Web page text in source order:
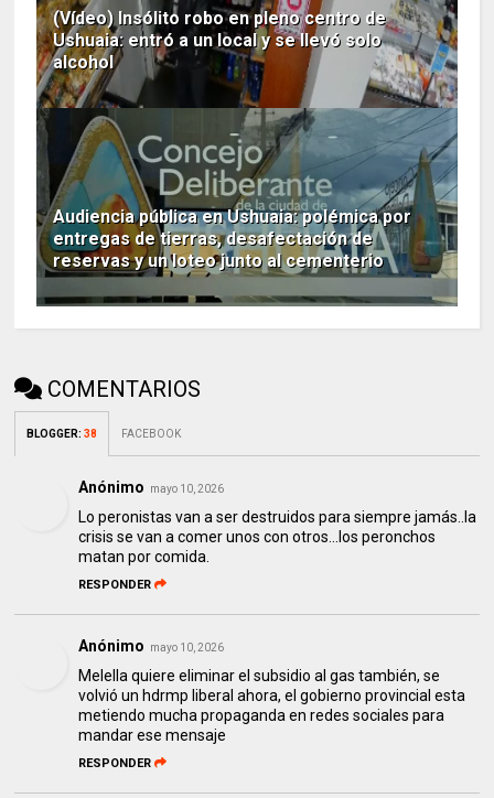
(Vídeo) Insólito robo en pleno centro de
Ushuaia: entró a un local y se llevó solo
alcohol
Audiencia pública en Ushuaia: polémica por
entregas de tierras, desafectación de
reservas y un loteo junto al cementerio
COMENTARIOS
BLOGGER:38 FACEBOOK
Anónimo mayo 10, 2026
Lo peronistas van a ser destruidos para siempre jamás..la
crisis se van a comer unos con otros...los peronchos
matan por comida.
RESPONDER
Anónimo mayo 10, 2026
Melella quiere eliminar el subsidio al gas también, se
volvió un hdrmp liberal ahora, el gobierno provincial esta
metiendo mucha propaganda en redes sociales para
mandar ese mensaje
RESPONDER